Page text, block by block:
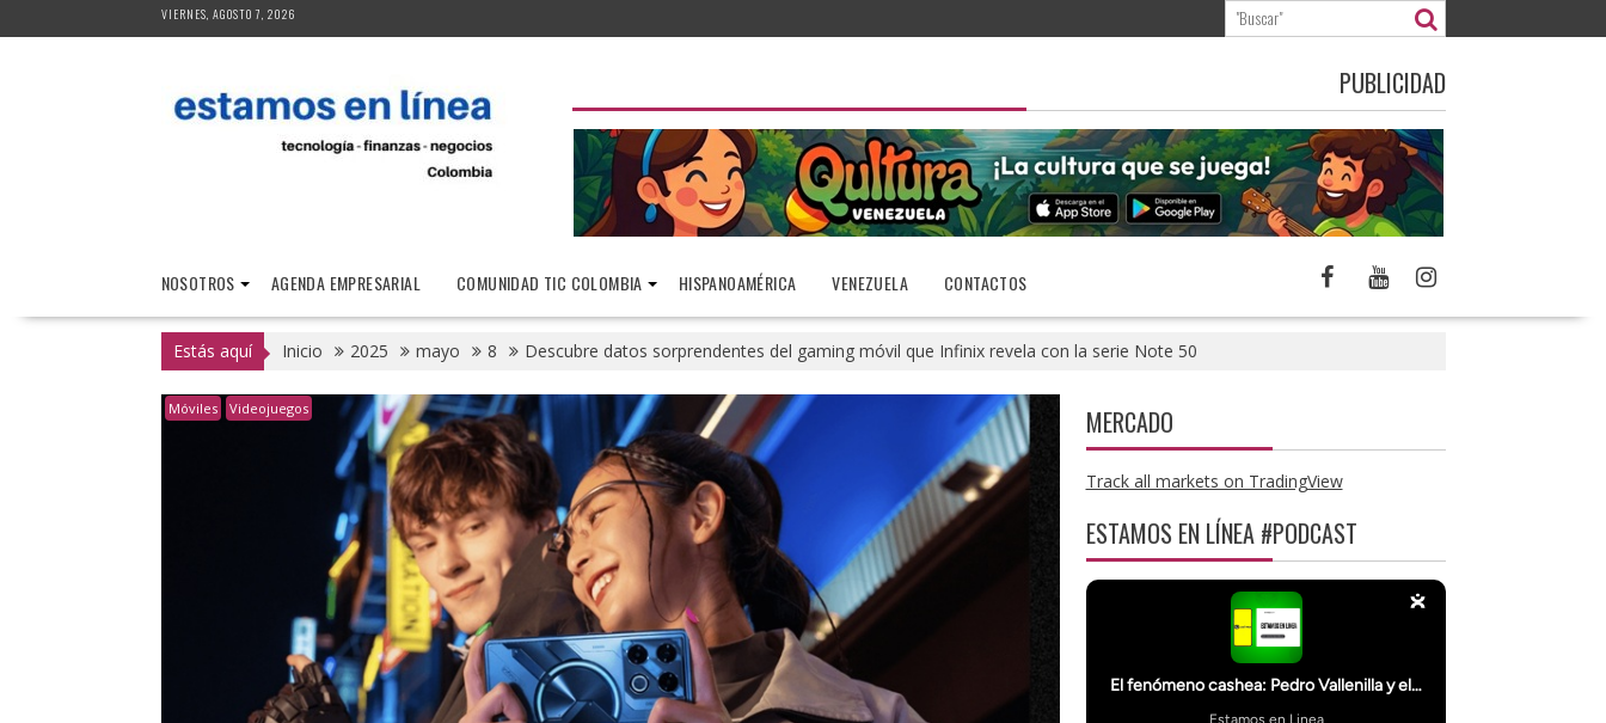
al
VIERNES, AGOSTO 7, 2026
PUBLICIDAD
NOSOTROS AGENDA EMPRESARIAL COMUNIDAD TIC COLOMBIA HISPANOAMÉRICA VENEZUELA CONTACTOS
Estás aquí Inicio 2025 mayo 8 Descubre datos sorprendentes del gaming móvil que Infinix revela con la serie Note 50
Móviles Videojuegos MERCADO
Track all markets on TradingView
ESTAMOS EN LÍNEA #PODCAST